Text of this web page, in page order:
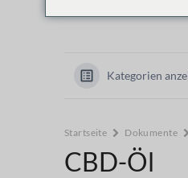
Kategorien
Startseite Dokumente
CBD-Öl